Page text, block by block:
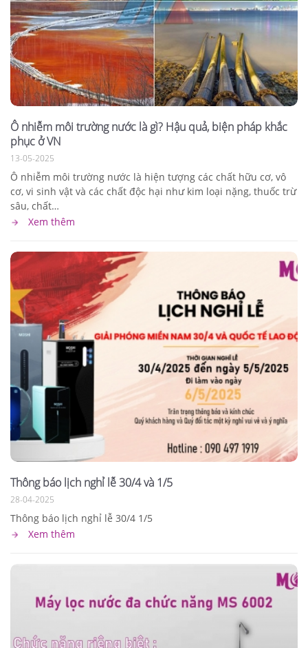
Ô nhiễm môi trường nước là gì? Hậu quả, biện pháp khắc
phục ở VN
13-05-2025
Ô nhiễm môi trường nước là hiện tượng các chất hữu cơ, vô
cơ, vi sinh vật và các chất độc hại như kim loại nặng, thuốc trừ
sâu, chất…
Xem thêm
Thông báo lịch nghỉ lễ 30/4 và 1/5
28-04-2025
Thông báo lịch nghỉ lễ 30/4 1/5
Xem thêm